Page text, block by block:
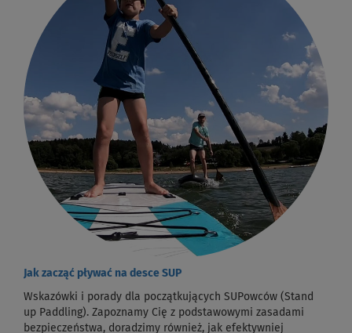
Jak zacząć pływać na desce SUP
Wskazówki i porady dla początkujących SUPowców (Stand
up Paddling). Zapoznamy Cię z podstawowymi zasadami
bezpieczeństwa, doradzimy również, jak efektywniej